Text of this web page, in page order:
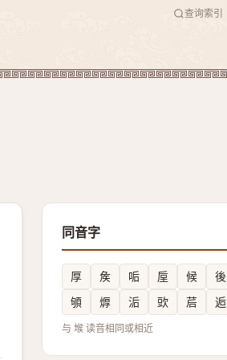
查询索引
同音字
厚 矦 㖃 垕 候
後
䪷
㷞 洉 㰯 茩 逅
与 堠 读音相同或相近